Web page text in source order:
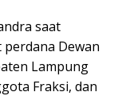
saat
Dewan
Lampung
Fraksi, dan